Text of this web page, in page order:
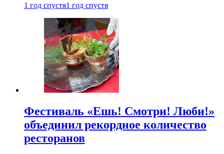
1 год спустя1 год спустя
Фестиваль «Ешь! Смотри! Люби!»
объединил рекордное количество
ресторанов